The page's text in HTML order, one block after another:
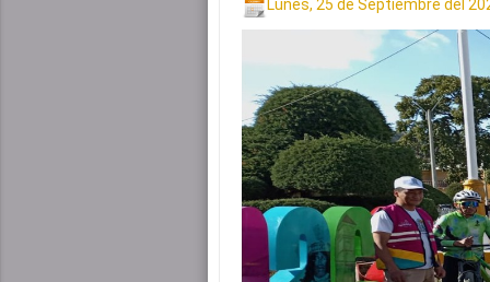
Lunes, 25 de Septiembre del